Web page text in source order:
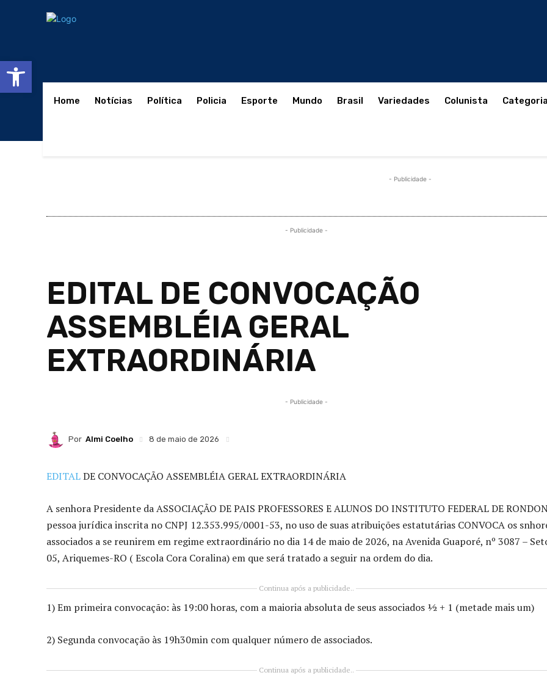
Home Notícias Política Policia Esporte Mundo Brasil Variedades Colunista
- Publicidade -
- Publicidade -
EDITAL DE CONVOCAÇÃO
ASSEMBLÉIA GERAL
EXTRAORDINÁRIA
- Publicidade -
Por Almi Coelho 8 de maio de 2026
EDITALDE CONVOCAÇÃO ASSEMBLÉIA GERAL EXTRAORDINÁRIA
A senhora Presidente da ASSOCIAÇÃO DE PAIS PROFESSORES E ALUNOS DO INSTITUTO FEDERAL DE
pessoa jurídica inscrita no CNPJ 12.353.995/0001-53, no uso de suas atribuições estatutárias CONVOCA os
associados a se reunirem em regime extraordinário no dia 14 de maio de 2026, na Avenida Guaporé, nº 3087 –
05, Ariquemes-RO ( Escola Cora Coralina) em que será tratado a seguir na ordem do dia.
Continua após a publicidade..
1) Em primeira convocação: às 19:00 horas, com a maioria absoluta de seus associados ½ + 1 (metade mais um)
2) Segunda convocação às 19h30min com qualquer número de associados.
Continua após a publicidade..
Abrir a barra de ferramentas